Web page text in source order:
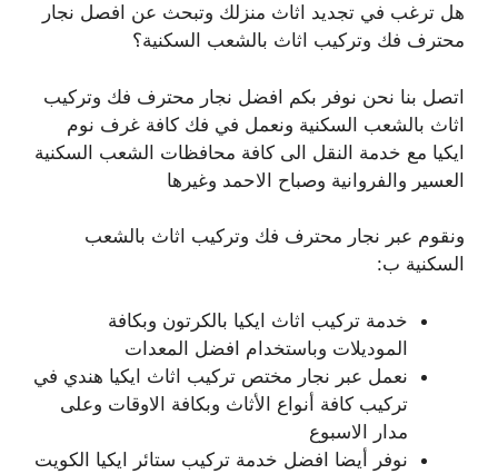
هل ترغب في تجديد اثاث منزلك وتبحث عن افصل نجار
محترف فك وتركيب اثاث بالشعب السكنية؟
اتصل بنا نحن نوفر بكم افضل نجار محترف فك وتركيب
اثاث بالشعب السكنية ونعمل في فك كافة غرف نوم
ايكيا مع خدمة النقل الى كافة محافظات الشعب السكنية
العسير والفروانية وصباح الاحمد وغيرها
ونقوم عبر نجار محترف فك وتركيب اثاث بالشعب
السكنية ب:
خدمة تركيب اثاث ايكيا بالكرتون وبكافة
الموديلات وباستخدام افضل المعدات
نعمل عبر نجار مختص تركيب اثاث ايكيا هندي في
تركيب كافة أنواع الأثاث وبكافة الاوقات وعلى
مدار الاسبوع
نوفر أيضا افضل خدمة تركيب ستائر ايكيا الكويت